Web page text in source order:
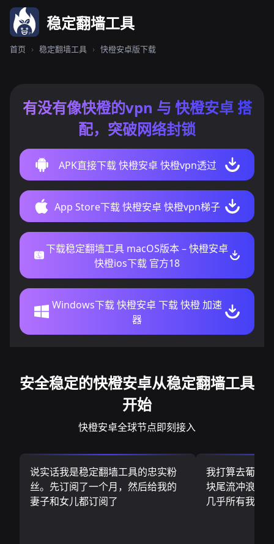
稳定翻墙工具
首页 › 稳定翻墙工具 › 快橙安卓版下载
有没有像快橙的vpn 与 快橙安卓 搭
配，突破网络封锁
APK直接下载 快橙安卓 快橙vpn透过
App Store下载 快橙安卓 快橙vpn梯子
下载稳定翻墙工具 macOS版本 – 快橙安卓
快橙ios下载 官方18
Windows下载 快橙安卓 下载 快橙 加速
器
安全稳定的快橙安卓从稳定翻墙工具
开始
快橙安卓全球节点即刻接入
说实话我是稳定翻墙工具的忠实粉
丝。先订阅了一个月，然后给我的
妻子和女儿都订阅了
我打算去葡萄
块尾流冲浪板
几乎所有我需